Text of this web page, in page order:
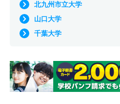
北九州市立大学
山口大学
千葉大学